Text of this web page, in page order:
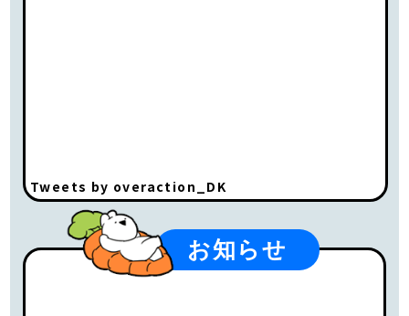
Tweets by overaction_DK
お知らせ